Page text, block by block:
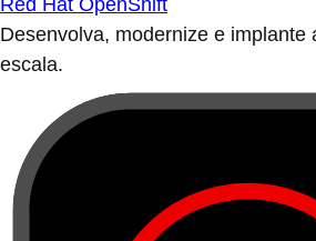
Red Hat OpenShift
Desenvolva, modernize e implante
escala.